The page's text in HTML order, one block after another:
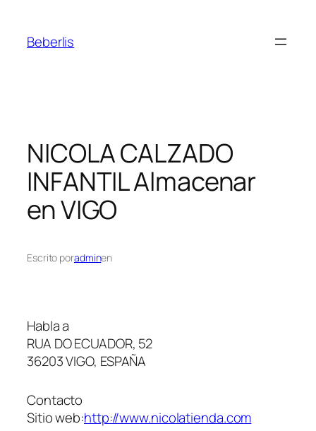
Beberlis
NICOLA CALZADO
INFANTILAlmacenar
en VIGO
Escrito poradminen
Habla a
RUA DO ECUADOR, 52
36203 VIGO, ESPAÑA
Contacto
Sitio web:http://www.nicolatienda.com